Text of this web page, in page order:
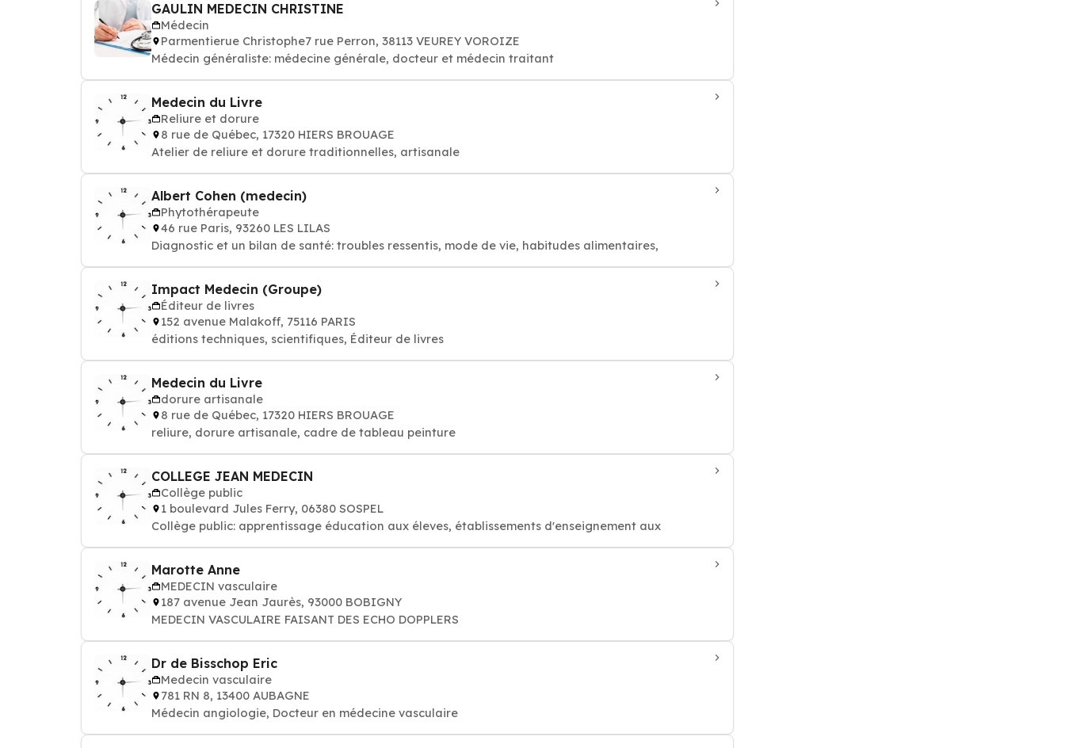
GAULIN MEDECIN CHRISTINE
Médecin
Parmentierue Christophe7 rue Perron, 38113 VEUREY VOROIZE
Médecin généraliste: médecine générale, docteur et médecin traitant
Medecin du Livre
Reliure et dorure
8 rue de Québec, 17320 HIERS BROUAGE
Atelier de reliure et dorure traditionnelles, artisanale
Albert Cohen (medecin)
Phytothérapeute
46 rue Paris, 93260 LES LILAS
Diagnostic et un bilan de santé: troubles ressentis, mode de vie, habitudes alimentaires,
Impact Medecin (Groupe)
Éditeur de livres
152 avenue Malakoff, 75116 PARIS
éditions techniques, scientifiques, Éditeur de livres
Medecin du Livre
dorure artisanale
8 rue de Québec, 17320 HIERS BROUAGE
reliure, dorure artisanale, cadre de tableau peinture
COLLEGE JEAN MEDECIN
Collège public
1 boulevard Jules Ferry, 06380 SOSPEL
Collège public: apprentissage éducation aux éleves, établissements d'enseignement aux
Marotte Anne
MEDECIN vasculaire
187 avenue Jean Jaurès, 93000 BOBIGNY
MEDECIN VASCULAIRE FAISANT DES ECHO DOPPLERS
Dr de Bisschop Eric
Medecin vasculaire
781 RN 8, 13400 AUBAGNE
Médecin angiologie, Docteur en médecine vasculaire